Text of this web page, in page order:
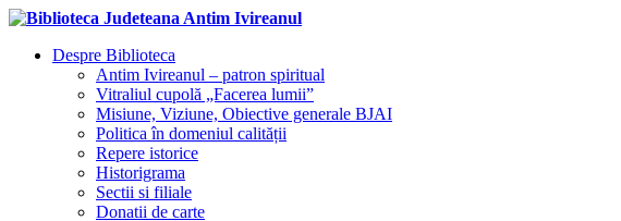
Despre Biblioteca
Antim Ivireanul – patron spiritual
Vitraliul cupolă „Facerea lumii”
Misiune, Viziune, Obiective generale BJAI
Politica în domeniul calității
Repere istorice
Historigrama
Sectii si filiale
Donatii de carte